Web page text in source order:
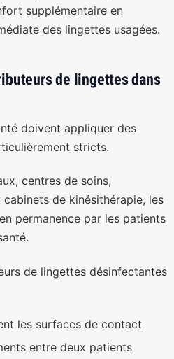
supplémentaire en
des lingettes usagées.
de lingettes dans
doivent appliquer des
stricts.
centres de soins,
de kinésithérapie, les
permanence par les patients
de lingettes désinfectantes
les surfaces de contact
entre deux patients